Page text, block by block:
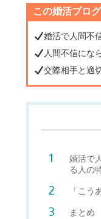
この婚活ブロ
婚活で人間不
人間不信にな
交際相手と適
婚活で
る人の
「こう
まとめ